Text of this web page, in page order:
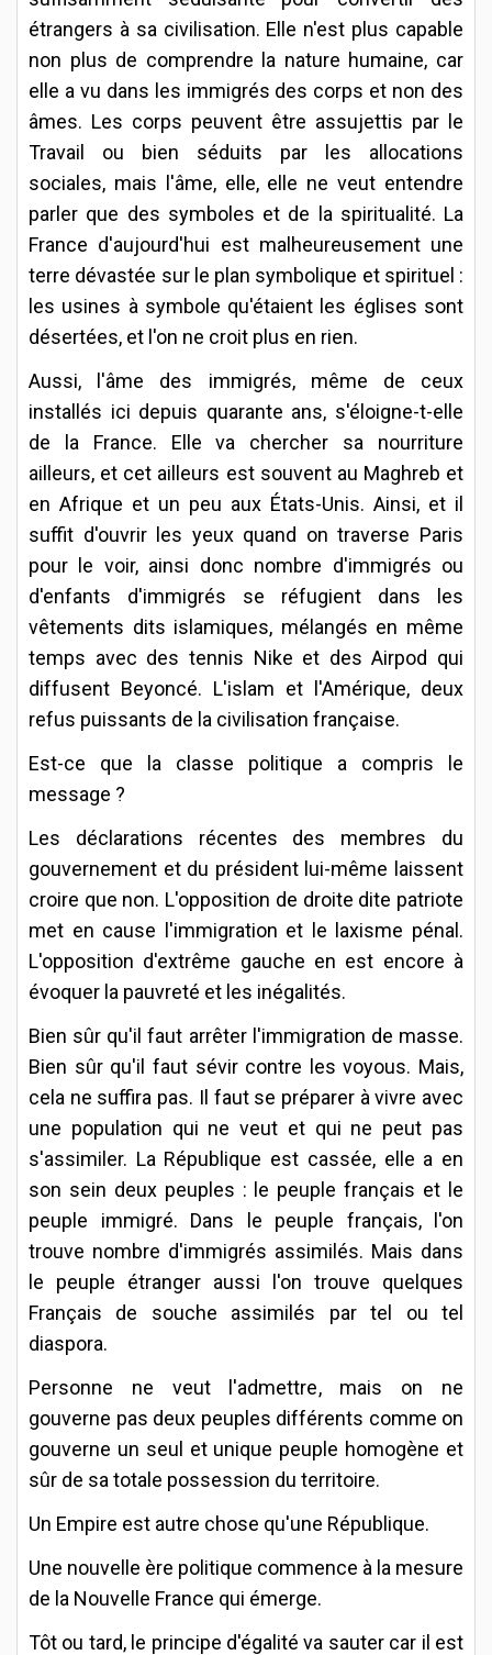
étrangers à sa civilisation. Elle n'est plus capable
non plus de comprendre la nature humaine, car
elle a vu dans les immigrés des corps et non des
âmes. Les corps peuvent être assujettis par le
Travail ou bien séduits par les allocations
sociales, mais l'âme, elle, elle ne veut entendre
parler que des symboles et de la spiritualité. La
France d'aujourd'hui est malheureusement une
terre dévastée sur le plan symbolique et spirituel :
les usines à symbole qu'étaient les églises sont
désertées, et l'on ne croit plus en rien.
Aussi, l'âme des immigrés, même de ceux
installés ici depuis quarante ans, s'éloigne-t-elle
de la France. Elle va chercher sa nourriture
ailleurs, et cet ailleurs est souvent au Maghreb et
en Afrique et un peu aux États-Unis. Ainsi, et il
suffit d'ouvrir les yeux quand on traverse Paris
pour le voir, ainsi donc nombre d'immigrés ou
d'enfants d'immigrés se réfugient dans les
vêtements dits islamiques, mélangés en même
temps avec des tennis Nike et des Airpod qui
diffusent Beyoncé. L'islam et l'Amérique, deux
refus puissants de la civilisation française.
Est-ce que la classe politique a compris le
message ?
Les déclarations récentes des membres du
gouvernement et du président lui-même laissent
croire que non. L'opposition de droite dite patriote
met en cause l'immigration et le laxisme pénal.
L'opposition d'extrême gauche en est encore à
évoquer la pauvreté et les inégalités.
Bien sûr qu'il faut arrêter l'immigration de masse.
Bien sûr qu'il faut sévir contre les voyous. Mais,
cela ne suffira pas. Il faut se préparer à vivre avec
une population qui ne veut et qui ne peut pas
s'assimiler. La République est cassée, elle a en
son sein deux peuples : le peuple français et le
peuple immigré. Dans le peuple français, l'on
trouve nombre d'immigrés assimilés. Mais dans
le peuple étranger aussi l'on trouve quelques
Français de souche assimilés par tel ou tel
diaspora.
Personne ne veut l'admettre, mais on ne
gouverne pas deux peuples différents comme on
gouverne un seul et unique peuple homogène et
sûr de sa totale possession du territoire.
Un Empire est autre chose qu'une République.
Une nouvelle ère politique commence à la mesure
de la Nouvelle France qui émerge.
Tôt ou tard, le principe d'égalité va sauter car il est